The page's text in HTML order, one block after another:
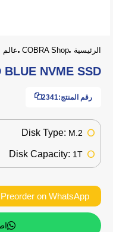
الرئيسية COBRA Shop عالم
BLUE NVME SSD
رقم المنتج:2341
Disk Type: M.2
Disk Capacity: 1T
on WhatsApp